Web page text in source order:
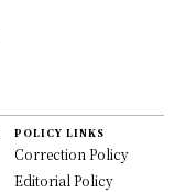
POLICY LINKS
Correction Policy
Editorial Policy